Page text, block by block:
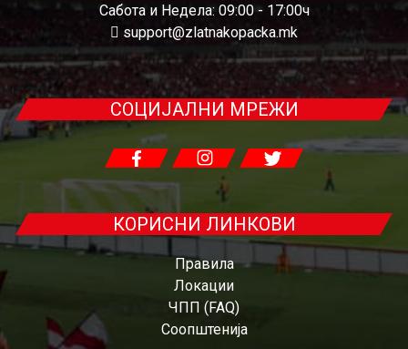
Сабота и Недела: 09:00 - 17:00ч
support@zlatnakopacka.mk
СОЦИЈАЛНИ МРЕЖИ
КОРИСНИ ЛИНКОВИ
Правила
Локации
ЧПП (FAQ)
Соопштенија